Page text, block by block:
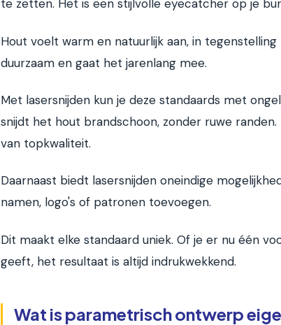
te zetten. Het is een stijlvolle eyecatcher op je
Hout voelt warm en natuurlijk aan, in
duurzaam en gaat het jarenlang mee.
Met lasersnijden kun je deze standaards met
snijdt het hout brandschoon, zonder ruwe
van topkwaliteit.
Daarnaast biedt lasersnijden oneindige
namen, logo's of patronen toevoegen.
Dit maakt elke standaard uniek. Of je er nu één
geeft, het resultaat is altijd indrukwekkend.
Wat is parametrisch ontwerp